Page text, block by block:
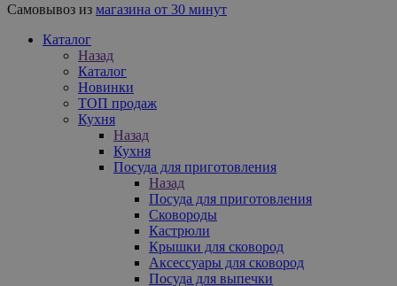
Самовывоз из магазина от 30 минут
Каталог
Назад
Каталог
Новинки
ТОП продаж
Кухня
Назад
Кухня
Посуда для приготовления
Назад
Посуда для приготовления
Сковороды
Кастрюли
Крышки для сковород
Аксессуары для сковород
Посуда для выпечки